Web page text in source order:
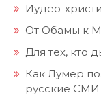
Иудео-
От Обамы к
Для тех, кто
Как Лумер
русские СМИ